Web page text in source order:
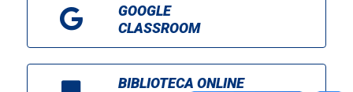
GOOGLE
CLASSROOM
BIBLIOTECA ONLINE